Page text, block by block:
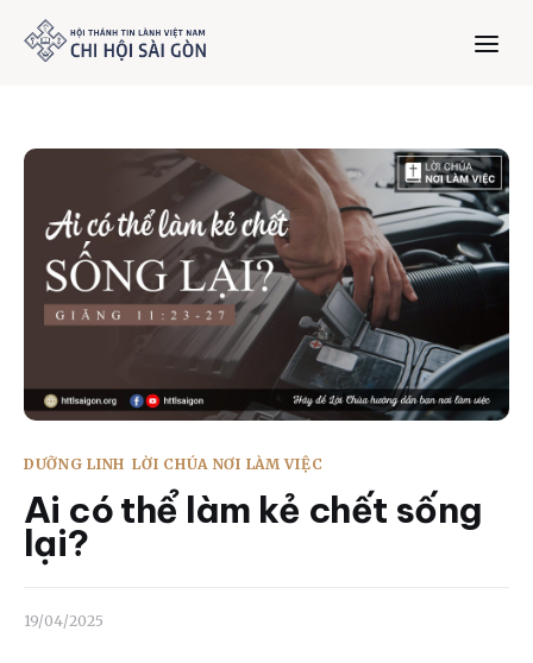
Trang chủ
Giới thiệu
Dưỡng Linh
Thư viện
Bản tin
Mục vụ
Liên hệ
DƯỠNG LINH LỜI CHÚA NƠI LÀM VIỆC
Ai có thể làm kẻ chết sống
lại?
19/04/2025